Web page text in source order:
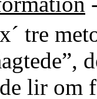
tre
lir